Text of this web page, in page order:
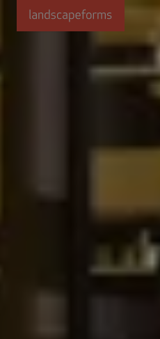
Passer au contenu principal